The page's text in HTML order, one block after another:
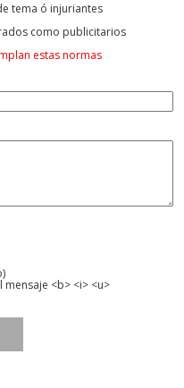
tema ó injuriantes
como publicitarios
estas normas
<b> <i> <u>